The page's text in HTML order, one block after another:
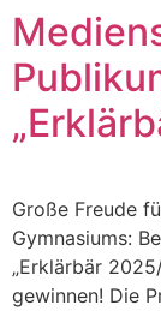
Große Freude
Gym­na­si­ums:
„Erk­lär­bär
gewin­nen! Die